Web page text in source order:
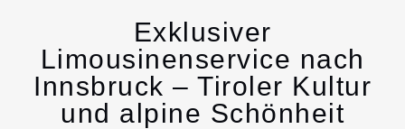
Limousinenservice
Kontakt
Exklusiver
Limousinenservice nach
Innsbruck – Tiroler Kultur
und alpine Schönheit